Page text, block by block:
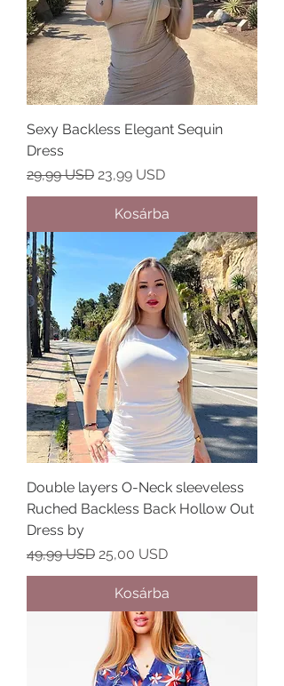
Sexy Backless Elegant Sequin
Dress
Szokásos ár
29,99 USD Akciós ár
23,99 USD
Kosárba
Double layers O-Neck sleeveless
Ruched Backless Back Hollow Out
Dress by
Szokásos ár
49,99 USD Akciós ár
25,00 USD
Kosárba